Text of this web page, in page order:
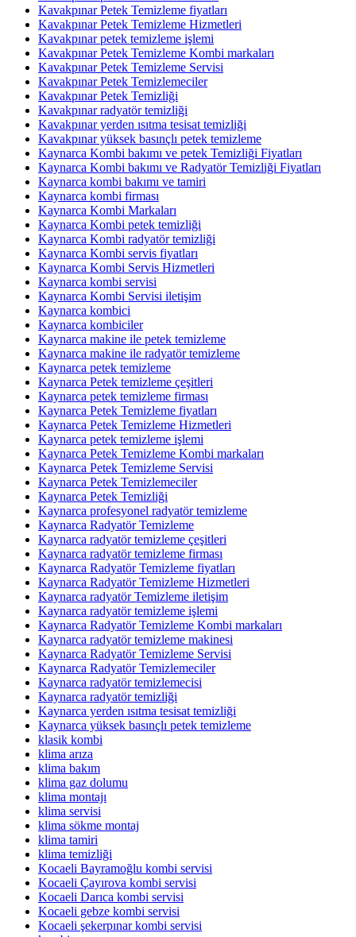
Kavakpınar Petek Temizleme fiyatları
Kavakpınar Petek Temizleme Hizmetleri
Kavakpınar petek temizleme işlemi
Kavakpınar Petek Temizleme Kombi markaları
Kavakpınar Petek Temizleme Servisi
Kavakpınar Petek Temizlemeciler
Kavakpınar Petek Temizliği
Kavakpınar radyatör temizliği
Kavakpınar yerden ısıtma tesisat temizliği
Kavakpınar yüksek basınçlı petek temizleme
Kaynarca Kombi bakımı ve petek Temizliği Fiyatları
Kaynarca Kombi bakımı ve Radyatör Temizliği Fiyatları
Kaynarca kombi bakımı ve tamiri
Kaynarca kombi firması
Kaynarca Kombi Markaları
Kaynarca Kombi petek temizliği
Kaynarca Kombi radyatör temizliği
Kaynarca Kombi servis fiyatları
Kaynarca Kombi Servis Hizmetleri
Kaynarca kombi servisi
Kaynarca Kombi Servisi iletişim
Kaynarca kombici
Kaynarca kombiciler
Kaynarca makine ile petek temizleme
Kaynarca makine ile radyatör temizleme
Kaynarca petek temizleme
Kaynarca Petek temizleme çeşitleri
Kaynarca petek temizleme firması
Kaynarca Petek Temizleme fiyatları
Kaynarca Petek Temizleme Hizmetleri
Kaynarca petek temizleme işlemi
Kaynarca Petek Temizleme Kombi markaları
Kaynarca Petek Temizleme Servisi
Kaynarca Petek Temizlemeciler
Kaynarca Petek Temizliği
Kaynarca profesyonel radyatör temizleme
Kaynarca Radyatör Temizleme
Kaynarca radyatör temizleme çeşitleri
Kaynarca radyatör temizleme firması
Kaynarca Radyatör Temizleme fiyatları
Kaynarca Radyatör Temizleme Hizmetleri
Kaynarca radyatör Temizleme iletişim
Kaynarca radyatör temizleme işlemi
Kaynarca Radyatör Temizleme Kombi markaları
Kaynarca radyatör temizleme makinesi
Kaynarca Radyatör Temizleme Servisi
Kaynarca Radyatör Temizlemeciler
Kaynarca radyatör temizlemecisi
Kaynarca radyatör temizliği
Kaynarca yerden ısıtma tesisat temizliği
Kaynarca yüksek basınçlı petek temizleme
klasik kombi
klima arıza
klima bakım
klima gaz dolumu
klima montajı
klima servisi
klima sökme montaj
klima tamiri
klima temizliği
Kocaeli Bayramoğlu kombi servisi
Kocaeli Çayırova kombi servisi
Kocaeli Darıca kombi servisi
Kocaeli gebze kombi servisi
Kocaeli şekerpınar kombi servisi